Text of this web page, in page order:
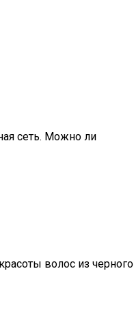
сеть. Можно ли
волос из черного